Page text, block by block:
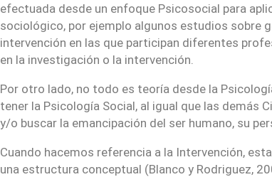
efectuada desde un enfoque Psicosocial para
sociológico, por ejemplo algunos estudios sobre
intervención en las que participan diferentes
en la investigación o la intervención.
Por otro lado, no todo es teoría desde la
tener la Psicología Social, al igual que las demás
y/o buscar la emancipación del ser humano, su
Cuando hacemos referencia a la Intervención,
una estructura conceptual (Blanco y Rodriguez,